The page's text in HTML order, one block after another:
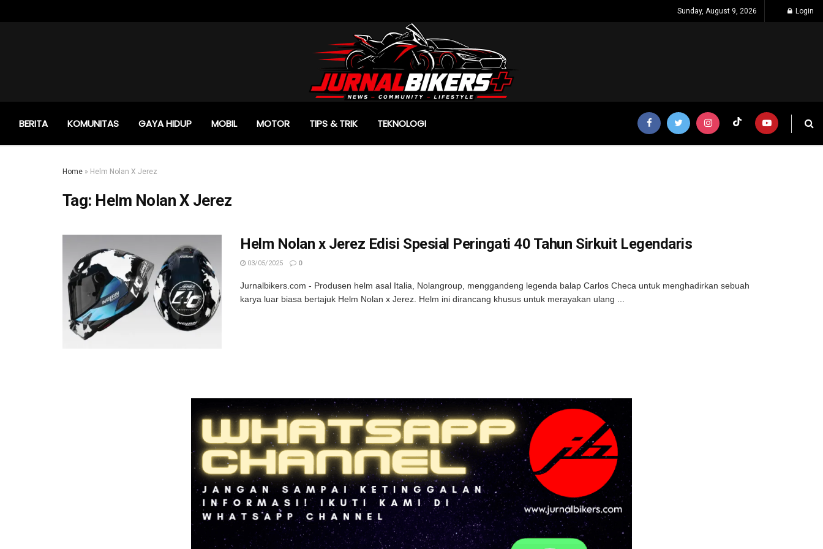
Sunday, August 9, 2026 Login
BERITA KOMUNITAS GAYA HIDUP MOBIL MOTOR TIPS & TRIK TEKNOLOGI
Home » Helm Nolan X Jerez
Tag: Helm Nolan X Jerez
Helm Nolan x Jerez Edisi Spesial Peringati 40 Tahun Sirkuit Legendaris
03/05/2025 0
Jurnalbikers.com - Produsen helm asal Italia, Nolangroup, menggandeng legenda balap Carlos Checa untuk menghadirkan sebuah
karya luar biasa bertajuk Helm Nolan x Jerez. Helm ini dirancang khusus untuk merayakan ulang ...